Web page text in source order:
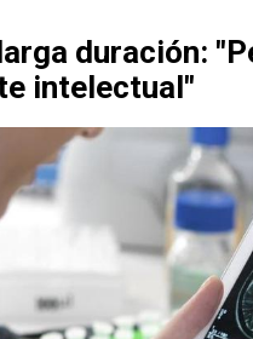
duración:
intelectual"